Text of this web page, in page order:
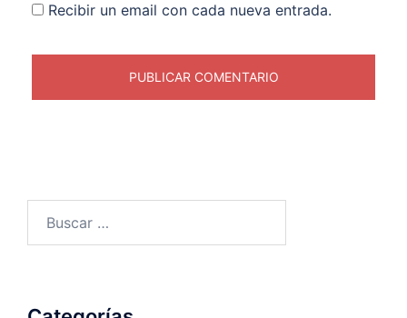
Recibir un email con cada nueva entrada.